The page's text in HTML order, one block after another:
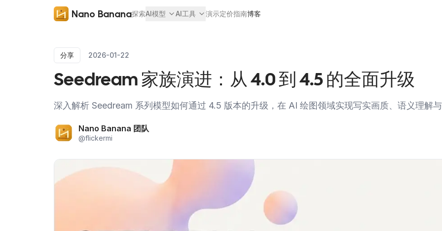
Nano Banana探索AI模型 AI工具 演示定价指南博客
分享 2026-01-22
Seedream 家族演进：从 4.0 到 4.5 的全面升级
深入解析 Seedream 系列模型如何通过 4.5 版本的升级，在 AI 绘图领域实现写实画质、语义理解
Nano Banana 团队
@flickermi